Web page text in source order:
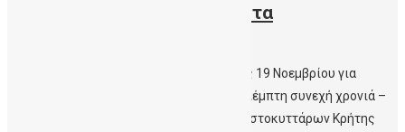
Εβδομάδα Ενημέρωσης για τα
Εβδομάδα ενημέρωσης από τις 15 έως τις 19 Νοεμβρίου για
τα Βλαστοκύτταρα, διοργανώνεται – για πέμπτη συνεχή χρονιά –
από τη Δημόσια Τράπεζα Ομφαλικών Βλαστοκυττάρων Κρήτης